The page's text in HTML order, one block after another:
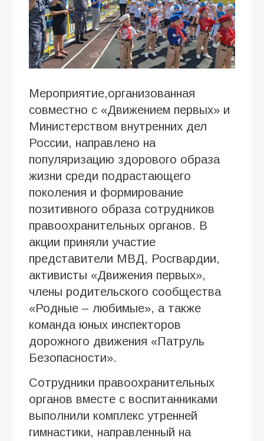
Мероприятие,организованная
совместно с «Движением первых» и
Министерством внутренних дел
России, направлено на
популяризацию здорового образа
жизни среди подрастающего
поколения и формирование
позитивного образа сотрудников
правоохранительных органов. В
акции приняли участие
представители МВД, Росгвардии,
активисты «Движения первых»,
члены родительского сообщества
«Родные – любимые», а также
команда юных инспекторов
дорожного движения «Патруль
Безопасности».
Сотрудники правоохранительных
органов вместе с воспитанниками
выполнили комплекс утренней
гимнастики, направленный на